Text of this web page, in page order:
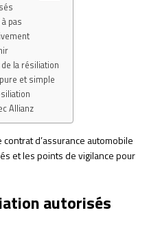
pas
la résiliation
et simple
Allianz
d’assurance automobile
et les points de vigilance pour
autorisés